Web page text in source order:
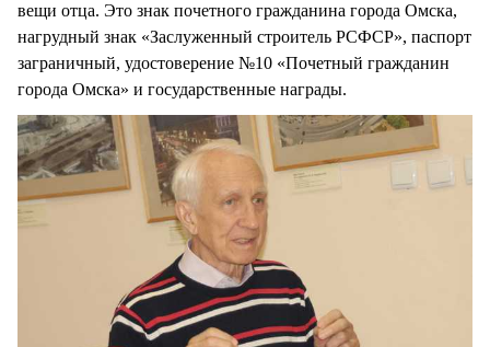
вещи отца. Это знак почетного гражданина города Омска,
нагрудный знак «Заслуженный строитель РСФСР», паспорт
заграничный, удостоверение №10 «Почетный гражданин
города Омска» и государственные награды.